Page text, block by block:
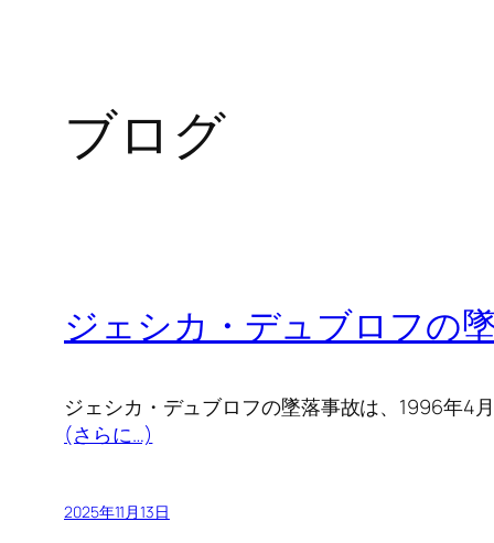
ブログ
ジェシカ・デュブロフの
ジェシカ・デュブロフの墜落事故は、1996年4
(さらに…)
2025年11月13日